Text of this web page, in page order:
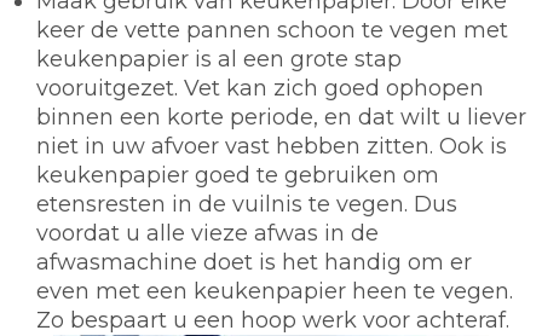
keer de vette pannen schoon te vegen met
keukenpapier is al een grote stap
vooruitgezet. Vet kan zich goed ophopen
binnen een korte periode, en dat wilt u liever
niet in uw afvoer vast hebben zitten. Ook is
keukenpapier goed te gebruiken om
etensresten in de vuilnis te vegen. Dus
voordat u alle vieze afwas in de
afwasmachine doet is het handig om er
even met een keukenpapier heen te vegen.
Zo bespaart u een hoop werk voor achteraf.